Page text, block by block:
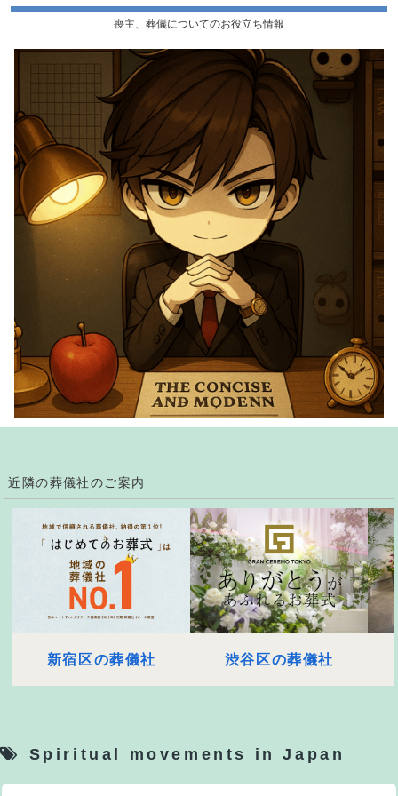
喪主、葬儀についてのお役立ち情報
近隣の葬儀社のご案内
新宿区の葬儀社 渋谷区の葬儀社
Spiritual movements in Japan